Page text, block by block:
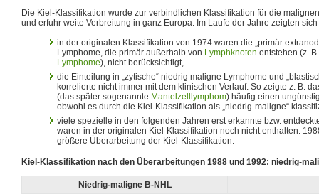
Die Kiel-Klassifikation wurde zur verbindlichen Klassifikation für die
und erfuhr weite Verbreitung in ganz Europa. Im Laufe der Jahre zeigten
in der originalen Klassifikation von 1974 waren die „primär
Lymphome, die primär außerhalb von Lymphknoten entstehen (z.
Lymphome), nicht berücksichtigt,
die Einteilung in „zytische“ niedrig maligne Lymphome und
korrelierte nicht immer mit dem klinischen Verlauf. So zeigte z. B.
(das später sogenannte Mantelzelllymphom) häufig einen
obwohl es durch die Kiel-Klassifikation als „niedrig-maligne“
viele spezielle in den folgenden Jahren erst erkannte bzw.
waren in der originalen Kiel-Klassifikation noch nicht enthalten.
größere Überarbeitung der Kiel-Klassifikation.
Kiel-Klassifikation nach den Überarbeitungen 1988 und 1992: niedrig-
Niedrig-maligne B-NHL